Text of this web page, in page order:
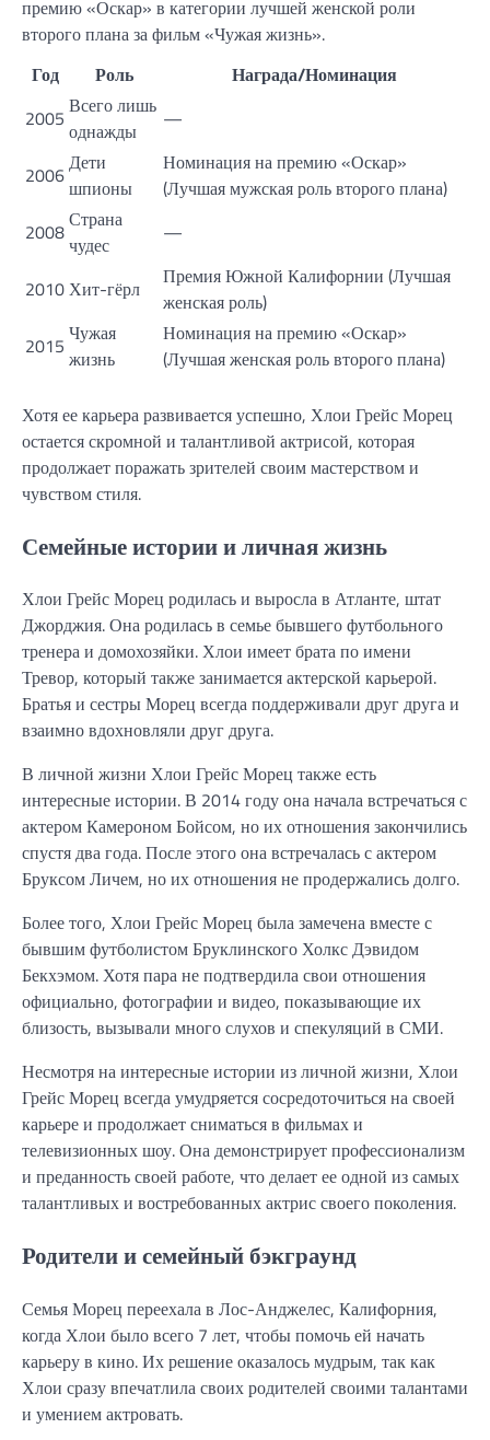
премию «Оскар» в категории лучшей женской роли
второго плана за фильм «Чужая жизнь».
Год
Роль
Награда/Номинация
2005 Всего лишь
однажды
—
2006Дети
шпионы
Номинация на премию «Оскар»
(Лучшая мужская роль второго плана)
2008Страна
чудес
—
2010Хит-гёрл
Премия Южной Калифорнии (Лучшая
женская роль)
2015 Чужая
жизнь
Номинация на премию «Оскар»
(Лучшая женская роль второго плана)
Хотя ее карьера развивается успешно, Хлои Грейс Морец
остается скромной и талантливой актрисой, которая
продолжает поражать зрителей своим мастерством и
чувством стиля.
Семейные истории и личная жизнь
Хлои Грейс Морец родилась и выросла в Атланте, штат
Джорджия. Она родилась в семье бывшего футбольного
тренера и домохозяйки. Хлои имеет брата по имени
Тревор, который также занимается актерской карьерой.
Братья и сестры Морец всегда поддерживали друг друга и
взаимно вдохновляли друг друга.
В личной жизни Хлои Грейс Морец также есть
интересные истории. В 2014 году она начала встречаться с
актером Камероном Бойсом, но их отношения закончились
спустя два года. После этого она встречалась с актером
Бруксом Личем, но их отношения не продержались долго.
Более того, Хлои Грейс Морец была замечена вместе с
бывшим футболистом Бруклинского Холкс Дэвидом
Бекхэмом. Хотя пара не подтвердила свои отношения
официально, фотографии и видео, показывающие их
близость, вызывали много слухов и спекуляций в СМИ.
Несмотря на интересные истории из личной жизни, Хлои
Грейс Морец всегда умудряется сосредоточиться на своей
карьере и продолжает сниматься в фильмах и
телевизионных шоу. Она демонстрирует профессионализм
и преданность своей работе, что делает ее одной из самых
талантливых и востребованных актрис своего поколения.
Родители и семейный бэкграунд
Семья Морец переехала в Лос-Анджелес, Калифорния,
когда Хлои было всего 7 лет, чтобы помочь ей начать
карьеру в кино. Их решение оказалось мудрым, так как
Хлои сразу впечатлила своих родителей своими талантами
и умением актровать.